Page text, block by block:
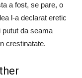
a fost, se pare, o
l-a declarat eretic
putut da seama
crestinatate.